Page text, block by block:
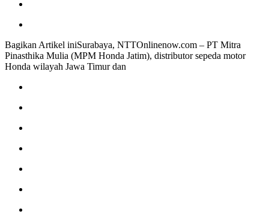
Bagikan Artikel iniSurabaya, NTTOnlinenow.com – PT Mitra
Pinasthika Mulia (MPM Honda Jatim), distributor sepeda motor
Honda wilayah Jawa Timur dan